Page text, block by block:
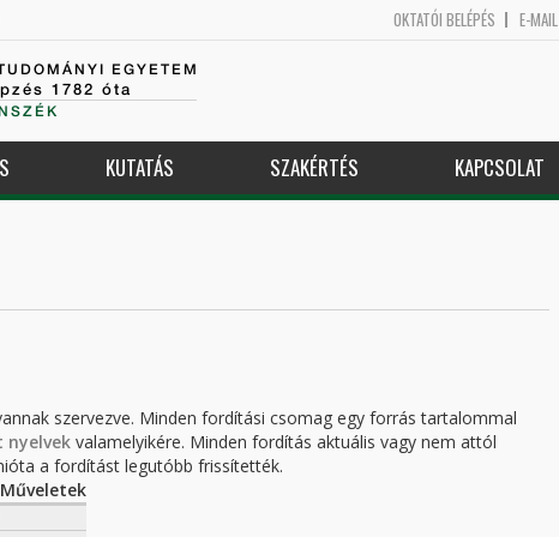
OKTATÓI BELÉPÉS E-MAIL
EGYETEM
1782 óta
KUTATÁS SZAKÉRTÉS KAPCSOLAT
szervezve. Minden fordítási csomag egy forrás tartalommal
nyelvek valamelyikére. Minden fordítás aktuális vagy nem attól
a fordítást legutóbb frissítették.
Műveletek